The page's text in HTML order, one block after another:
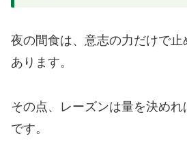
夜の間食は、意志の力だけで
あります。
その点、レーズンは量を決め
です。